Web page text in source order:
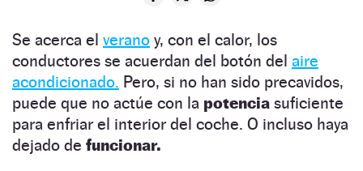
Se acerca el verano y, con el calor, los
conductores se acuerdan del botón del aire
acondicionado. Pero, si no han sido precavidos,
puede que no actúe con la potencia suficiente
para enfriar el interior del coche. O incluso haya
dejado de funcionar.